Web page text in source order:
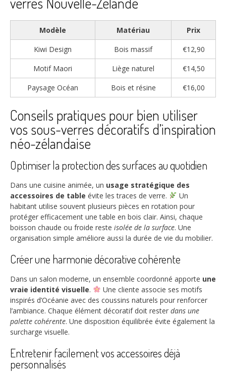
Modèle Matériau
Prix
Kiwi Design
Bois massif
€12,90
Motif Maori
Liège naturel
€14,50
Paysage Océan
Bois et résine €16,00
Conseils pratiques pour bien utiliser
vos sous-verres décoratifs d’inspiration
néo-zélandaise
Optimiser la protection des surfaces au quotidien
Dans une cuisine animée, un usage stratégique des
accessoires de table évite les traces de verre.
Un
habitant utilise souvent plusieurs pièces en rotation pour
protéger efficacement une table en bois clair. Ainsi, chaque
boisson chaude ou froide reste isolée de la surface. Une
organisation simple améliore aussi la durée de vie du mobilier.
Créer une harmonie décorative cohérente
Dans un salon moderne, un ensemble coordonné apporte une
vraie identité visuelle.
Une cliente associe ses motifs
inspirés d’Océanie avec des coussins naturels pour renforcer
l’ambiance. Chaque élément décoratif doit rester dans une
palette cohérente. Une disposition équilibrée évite également la
surcharge visuelle.
Entretenir facilement vos accessoires déjà
personnalisés